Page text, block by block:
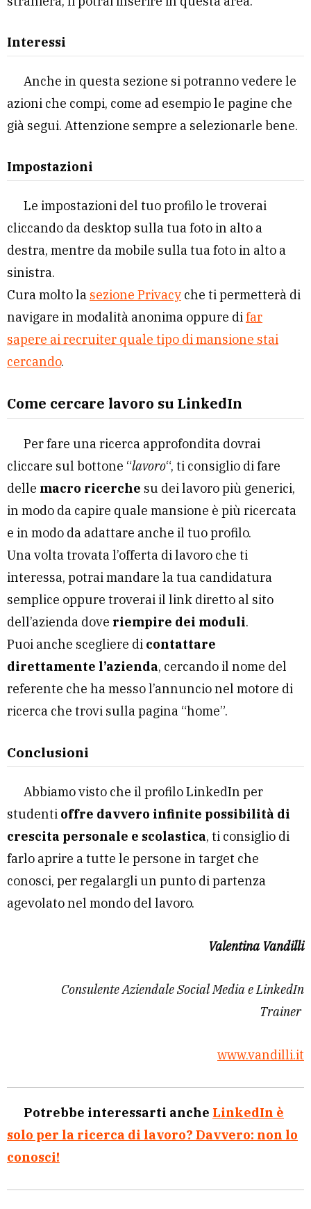
Interessi
Anche in questa sezione si potranno vedere le
azioni che compi, come ad esempio le pagine che
già segui. Attenzione sempre a selezionarle bene.
Impostazioni
Le impostazioni del tuo profilo le troverai
cliccando da desktop sulla tua foto in alto a
destra, mentre da mobile sulla tua foto in alto a
sinistra.
Cura molto la sezione Privacy che ti permetterà di
navigare in modalità anonima oppure difar
sapere ai recruiter quale tipo di mansione stai
cercando.
Come cercare lavoro su LinkedIn
Per fare una ricerca approfondita dovrai
cliccare sul bottone “lavoro“, ti consiglio di fare
delle macro ricerche su dei lavoro più generici,
in modo da capire quale mansione è più ricercata
e in modo da adattare anche il tuo profilo.
Una volta trovata l’offerta di lavoro che ti
interessa, potrai mandare la tua candidatura
semplice oppure troverai il link diretto al sito
dell’azienda dove riempire dei moduli.
Puoi anche scegliere di contattare
direttamente l’azienda, cercando il nome del
referente che ha messo l’annuncio nel motore di
ricerca che trovi sulla pagina “home”.
Conclusioni
Abbiamo visto che il profilo LinkedIn per
studenti offre davvero infinite possibilità di
crescita personale e scolastica, ti consiglio di
farlo aprire a tutte le persone in target che
conosci, per regalargli un punto di partenza
agevolato nel mondo del lavoro.
Valentina Vandilli
Consulente Aziendale Social Media e LinkedIn
Trainer
www.vandilli.it
Potrebbe interessarti anche LinkedIn è
solo per la ricerca di lavoro? Davvero: non lo
conosci!